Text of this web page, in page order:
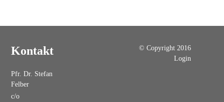
Kontakt
Pfr. Dr. Stefan
Felber
c/o
© Copyright 2016
Login